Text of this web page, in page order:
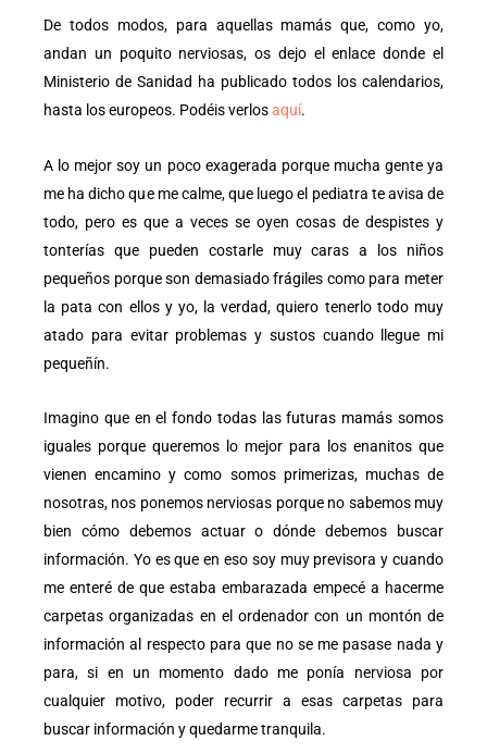
De todos modos, para aquellas mamás que, como yo,
andan un poquito nerviosas, os dejo el enlace donde el
Ministerio de Sanidad ha publicado todos los calendarios,
hasta los europeos. Podéis verlosaquí.
A lo mejor soy un poco exagerada porque mucha gente ya
me ha dicho que me calme, que luego el pediatra te avisa de
todo, pero es que a veces se oyen cosas de despistes y
tonterías que pueden costarle muy caras a los niños
pequeños porque son demasiado frágiles como para meter
la pata con ellos y yo, la verdad, quiero tenerlo todo muy
atado para evitar problemas y sustos cuando llegue mi
pequeñín.
Imagino que en el fondo todas las futuras mamás somos
iguales porque queremos lo mejor para los enanitos que
vienen encamino y como somos primerizas, muchas de
nosotras, nos ponemos nerviosas porque no sabemos muy
bien cómo debemos actuar o dónde debemos buscar
información. Yo es que en eso soy muy previsora y cuando
me enteré de que estaba embarazada empecé a hacerme
carpetas organizadas en el ordenador con un montón de
información al respecto para que no se me pasase nada y
para, si en un momento dado me ponía nerviosa por
cualquier motivo, poder recurrir a esas carpetas para
buscar información y quedarme tranquila.